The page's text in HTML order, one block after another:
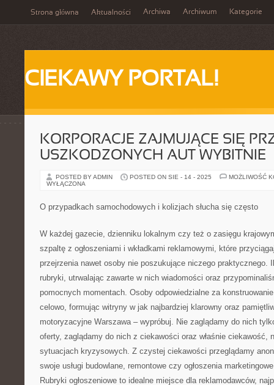
Strona główna Aktualności Archiwa Archiwum Kategorie
CIEKAWY PORTAL!
KORPORACJE ZAJMUJĄCE SIĘ
USZKODZONYCH AUT WYBITNIE
POSTED BY ADMIN POSTED ON SIE - 14 - 2025
MOŻLIWOŚĆ
WYŁĄCZONA
O przypadkach samochodowych i kolizjach słucha się często
W każdej gazecie, dzienniku lokalnym czy też o zasięgu
szpaltę z ogłoszeniami i wkładkami reklamowymi, które
przejrzenia nawet osoby nie poszukujące niczego praktycznego.
rubryki, utrwalając zawarte w nich wiadomości oraz
pomocnych momentach. Osoby odpowiedzialne za
celowo, formując witryny w jak najbardziej klarowny oraz
motoryzacyjne Warszawa – wypróbuj. Nie zaglądamy do nich
oferty, zaglądamy do nich z ciekawości oraz właśnie ciekawość,
sytuacjach kryzysowych. Z czystej ciekawości przeglądamy
swoje usługi budowlane, remontowe czy ogłoszenia
Rubryki ogłoszeniowe to idealne miejsce dla reklamodawców,